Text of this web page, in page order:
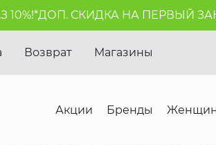
ДОП. СКИДКА НА ПЕРВЫЙ ЗАКАЗ
Возврат Магазины
Акции Бренды